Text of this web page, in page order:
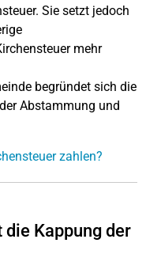
Sie setzt jedoch
mehr
begründet sich die
Abstammung und
zahlen?
Kappung der